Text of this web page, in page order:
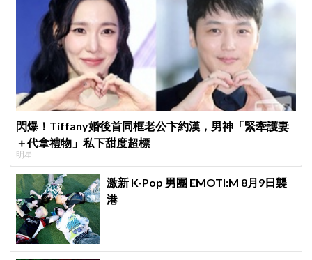
閃爆！Tiffany婚後首同框老公卞約漢，男神「緊牽護妻
＋代拿禮物」私下甜度超標
明星
激新 K-Pop 男團 EMOTI:M 8月9日襲
港